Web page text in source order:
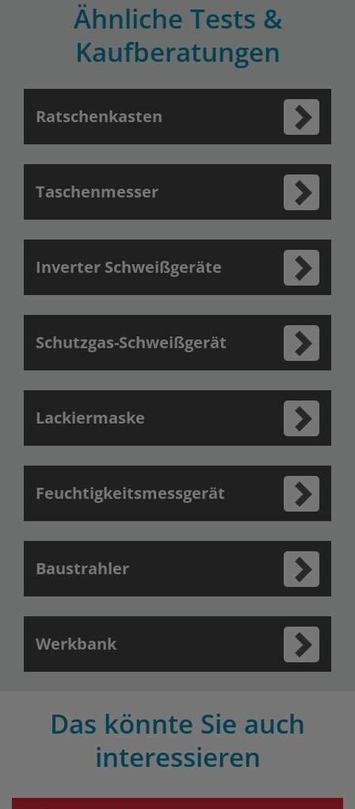
Ähnliche Tests &
Kaufberatungen
Ratschenkasten
Taschenmesser
Inverter Schweißgeräte
Schutzgas-Schweißgerät
Lackiermaske
Feuchtigkeitsmessgerät
Baustrahler
Werkbank
Das könnte Sie auch
interessieren